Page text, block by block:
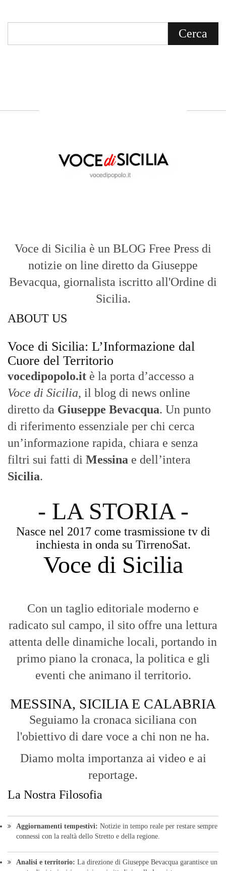
Voce di Sicilia è un BLOG Free Press di
notizie on line diretto da Giuseppe
Bevacqua, giornalista iscritto all'Ordine di
Sicilia.
ABOUT US
Voce di Sicilia: L’Informazione dal
Cuore del Territorio
vocedipopolo.it è la porta d’accesso a
Voce di Sicilia, il blog di news online
diretto da Giuseppe Bevacqua. Un punto
di riferimento essenziale per chi cerca
un’informazione rapida, chiara e senza
filtri sui fatti di Messina e dell’intera
Sicilia.
- LA STORIA -
Nasce nel 2017 come trasmissione tv di
inchiesta in onda su TirrenoSat.
Voce di Sicilia
Con un taglio editoriale moderno e
radicato sul campo, il sito offre una lettura
attenta delle dinamiche locali, portando in
primo piano la cronaca, la politica e gli
eventi che animano il territorio.
MESSINA, SICILIA E CALABRIA
Seguiamo la cronaca siciliana con
l'obiettivo di dare voce a chi non ne ha.
Diamo molta importanza ai video e ai
reportage.
La Nostra Filosofia
Aggiornamenti tempestivi: Notizie in tempo reale per restare sempre
connessi con la realtà dello Stretto e della regione.
Analisi e territorio: La direzione di Giuseppe Bevacqua garantisce un